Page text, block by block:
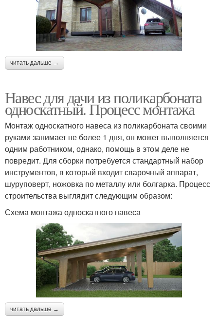
читать дальше →
Навес для дачи из поликарбоната
односкатный. Процесс монтажа
Монтаж односкатного навеса из поликарбоната своими
руками занимает не более 1 дня, он может выполняется
одним работником, однако, помощь в этом деле не
повредит. Для сборки потребуется стандартный набор
инструментов, в который входит сварочный аппарат,
шуруповерт, ножовка по металлу или болгарка. Процесс
строительства выглядит следующим образом:
Схема монтажа односкатного навеса
читать дальше →